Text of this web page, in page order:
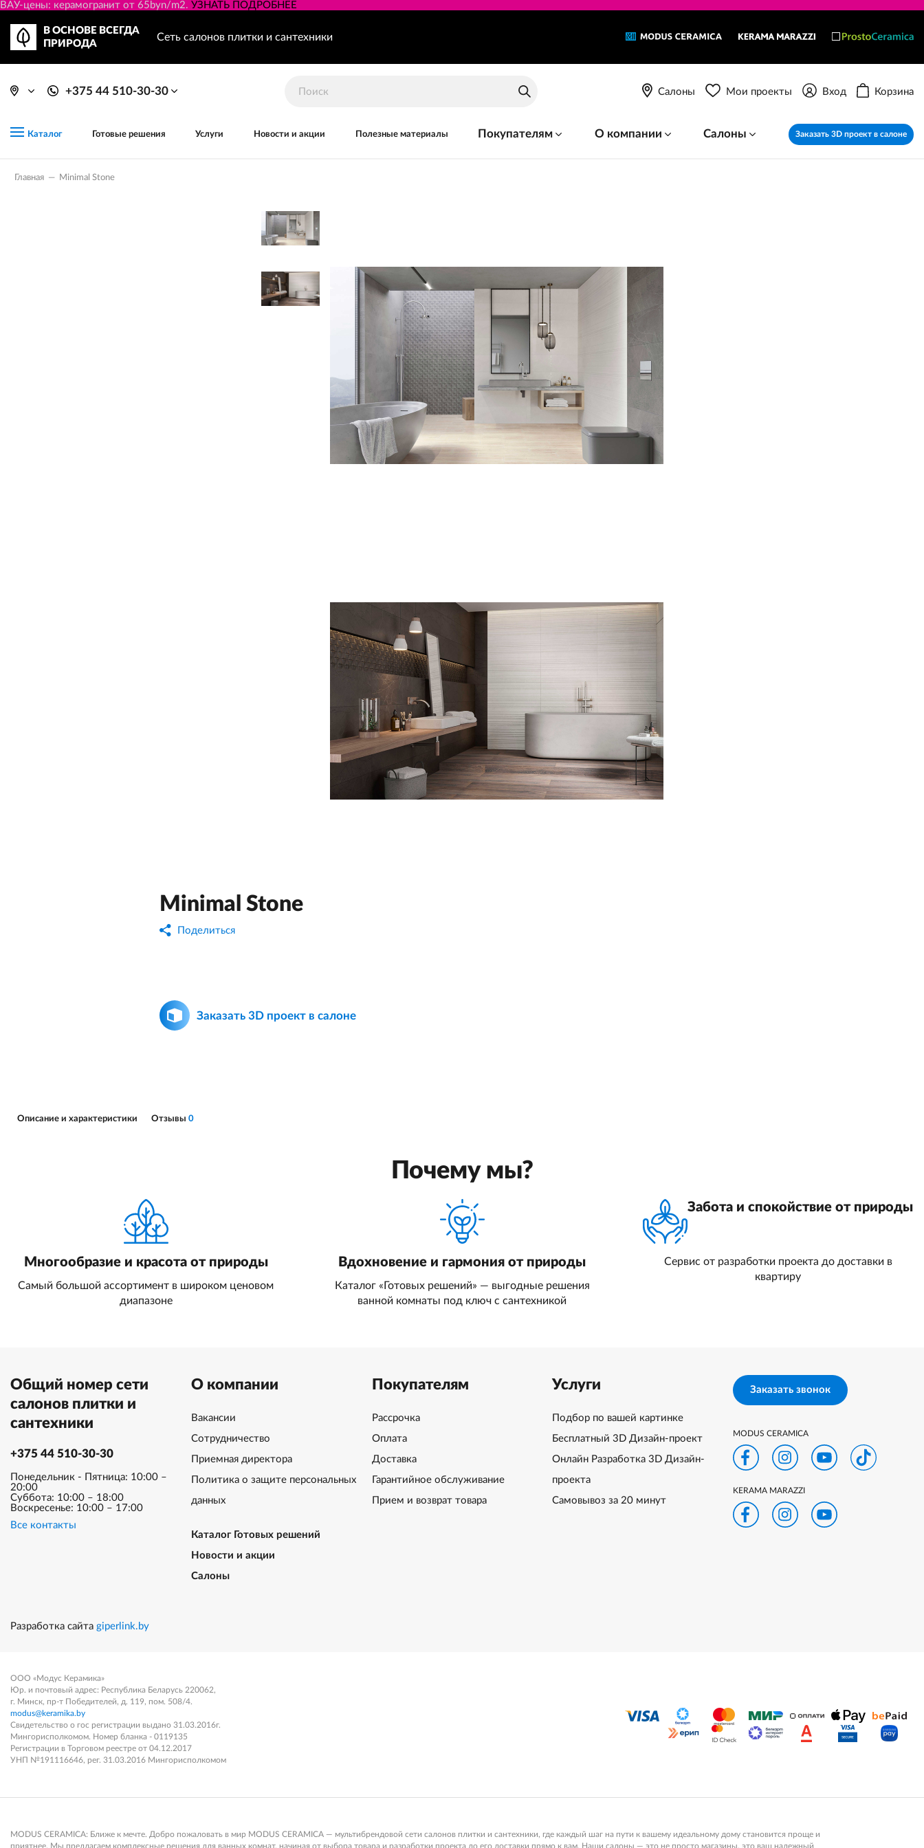
ВАУ-цены: керамогранит от 65byn/m2. УЗНАТЬ ПОДРОБНЕЕ
В ОСНОВЕ ВСЕГДА
ПРИРОДА
Сеть салонов плитки и сантехники
+375 44 510-30-30 Салоны Мои проекты Вход Корзина
Каталог Готовые решения Услуги Новости и акции Полезные материалы Покупателям О компании Салоны Заказать 3D проект в салоне
Главная — Minimal Stone
Minimal Stone
Поделиться
Заказать 3D проект в салоне
Описание и характеристики Отзывы 0
Почему мы?
Многообразие и красота от природы
Самый большой ассортимент в широком ценовом
диапазоне
Вдохновение и гармония от природы
Каталог «Готовых решений» — выгодные решения
ванной комнаты под ключ с сантехникой
Забота и спокойствие от природы
Сервис от разработки проекта до доставки в
квартиру
Общий номер сети
салонов плитки и
сантехники
+375 44 510-30-30
Понедельник - Пятница: 10:00 –
20:00
Суббота: 10:00 – 18:00
Воскресенье: 10:00 – 17:00
Все контакты
О компании
Вакансии
Сотрудничество
Приемная директора
Политика о защите персональных
данных
Каталог Готовых решений
Новости и акции
Салоны
Покупателям
Рассрочка
Оплата
Доставка
Гарантийное обслуживание
Прием и возврат товара
Услуги
Подбор по вашей картинке
Бесплатный 3D Дизайн-проект
Онлайн Разработка 3D Дизайн-
проекта
Самовывоз за 20 минут
Заказать звонок
MODUS CERAMICA
KERAMA MARAZZI
Разработка сайта giperlink.by
ООО «Модус Керамика»
Юр. и почтовый адрес: Республика Беларусь 220062,
г. Минск, пр-т Победителей, д. 119, пом. 508/4.
modus@keramika.by
Свидетельство о гос регистрации выдано 31.03.2016г.
Мингорисполкомом. Номер бланка - 0119135
Регистрации в Торговом реестре от 04.12.2017
УНП №191116646, рег. 31.03.2016 Мингорисполкомом
MODUS CERAMICA: Ближе к мечте. Добро пожаловать в мир MODUS CERAMICA — мультибрендовой сети салонов плитки и сантехники, где каждый шаг на пути к вашему идеальному дому становится проще и
приятнее. Мы предлагаем комплексные решения для ванных комнат, начиная от выбора товара и разработки проекта до его доставки прямо к вам. Наши салоны — это не просто магазины, это ваш надежный